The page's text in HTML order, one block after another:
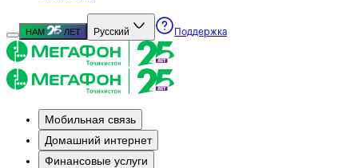
НАМ ЛЕТ Русский Поддержка
Мобильная связь
Домашний интернет
Финансовые услуги